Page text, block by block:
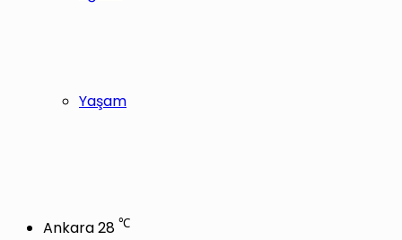
Yaşam
Ankara28 ℃